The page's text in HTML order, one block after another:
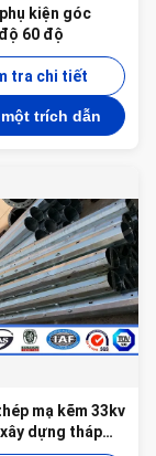
kiện góc
60 độ
tra chi tiết
trích dẫn
mạ kẽm 33kv
dựng tháp